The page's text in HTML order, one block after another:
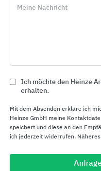
Terrassenplatten aus
KANN Baustoffwerke
Meine Nachricht
Ich möchte den Heinze
erhalten.
Mit dem Absenden erkläre ich
Heinze GmbH meine
speichert und diese an den
ich jederzeit widerrufen.